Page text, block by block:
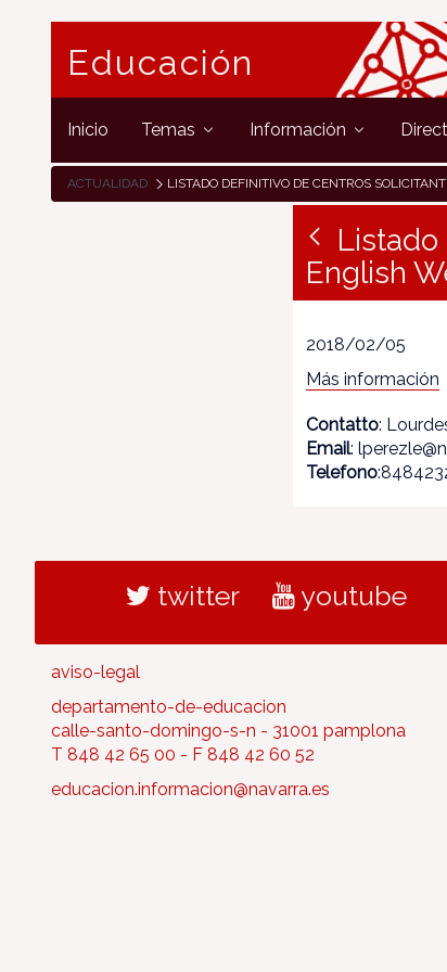
Educación
Inicio Temas Información
ACTUALIDAD LISTADO DEFINITIVO DE CENTROS SOLICITANTES DEL PROGRAMA ENGLISH WEEK
English
2018/02/05
Más información
Contatto:
Email:
Telefono
twitter youtube
aviso-legal
departamento-de-educacion
calle-santo-domingo-s-n - 31001 pamplona
T 848 42 65 00 - F 848 42 60 52
educacion.informacion@navarra.es